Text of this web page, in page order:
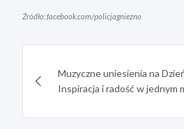
Źródło: facebook.com/policjagniezno
wpisuMuzyczne uniesienia na
Inspiracja i radość w jednym